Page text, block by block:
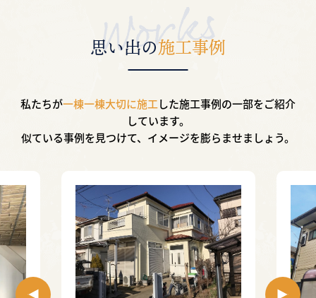
思い出の施工事例
私たちが一棟一棟大切に施工した施工事例の一部をご紹介
しています。
似ている事例を見つけて、イメージを膨らませましょう。